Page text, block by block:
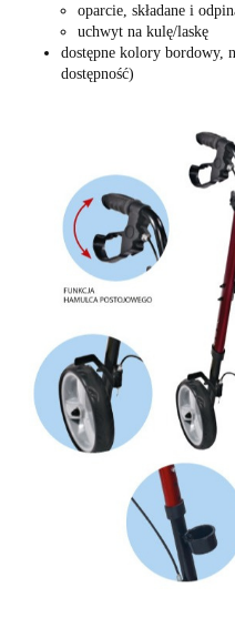
oparcie, składane i
uchwyt na kulę/laskę
dostępne kolory bordowy,
dostępność)